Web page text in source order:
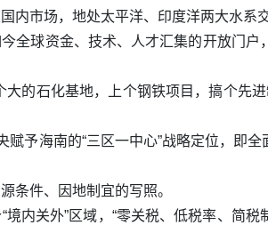
内市场，地处太平洋、印度洋两大水系
全球资金、技术、人才汇集的开放门
大的石化基地，上个钢铁项目，搞个
赋予海南的“三区一中心”战略定位，
条件、因地制宜的写照。
境内关外”区域，“零关税、低税率、简